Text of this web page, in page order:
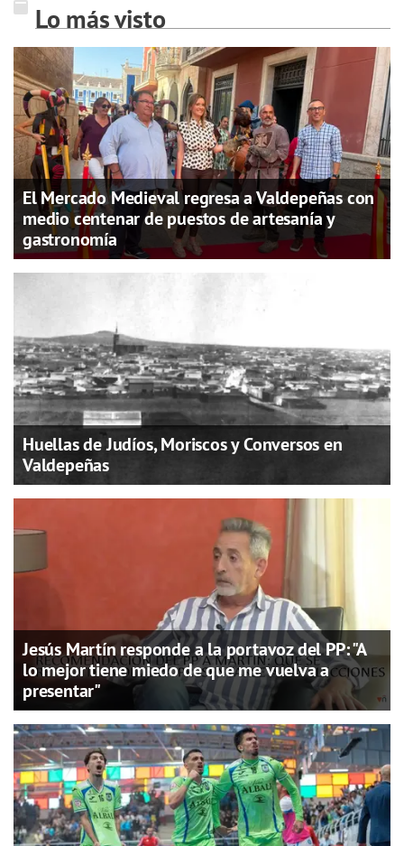
Lo más visto
El Mercado Medieval regresa a Valdepeñas con
medio centenar de puestos de artesanía y
gastronomía
Huellas de Judíos, Moriscos y Conversos en
Valdepeñas
Jesús Martín responde a la portavoz del PP: "A
lo mejor tiene miedo de que me vuelva a
presentar"